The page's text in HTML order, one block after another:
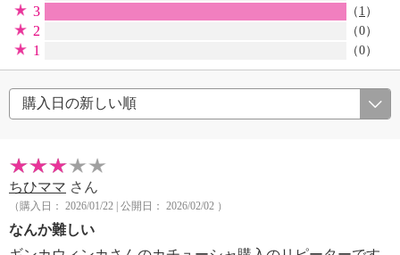
3 （ 1 ）
2 （0）
1 （0）
ちひママ さん
（購入日： 2026/01/22 | 公開日： 2026/02/02 ）
なんか難しい